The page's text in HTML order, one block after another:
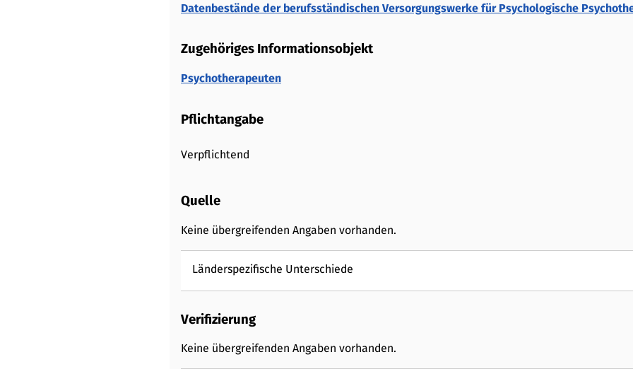
Datenbestände der berufsständischen Versorgungswerke für Psychologische
Zugehöriges Informationsobjekt
Psychotherapeuten
Pflichtangabe
Verpflichtend
Quelle
Keine übergreifenden Angaben vorhanden.
Länderspezifische Unterschiede
Verifizierung
Keine übergreifenden Angaben vorhanden.